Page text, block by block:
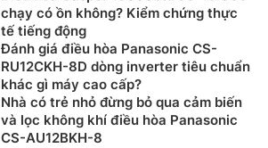
chạy có ồn không? Kiểm chứng thực
tế tiếng động
Đánh giá điều hòa Panasonic CS-
RU12CKH-8D dòng inverter tiêu chuẩn
khác gì máy cao cấp?
Nhà có trẻ nhỏ đừng bỏ qua cảm biến
và lọc không khí điều hòa Panasonic
CS-AU12BKH-8